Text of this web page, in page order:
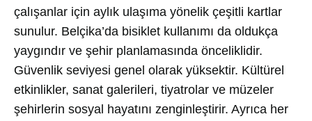
çalışanlar için aylık ulaşıma yönelik çeşitli kartlar
sunulur. Belçika’da bisiklet kullanımı da oldukça
yaygındır ve şehir planlamasında önceliklidir.
Güvenlik seviyesi genel olarak yüksektir. Kültürel
etkinlikler, sanat galerileri, tiyatrolar ve müzeler
şehirlerin sosyal hayatını zenginleştirir. Ayrıca her